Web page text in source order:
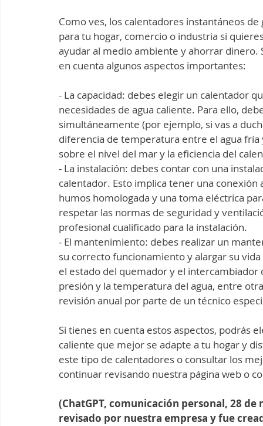
Como ves, los calentadores instantáneos
para tu hogar, comercio o industria si
ayudar al medio ambiente y ahorrar
en cuenta algunos aspectos importantes:
- La capacidad: debes elegir un calentador
necesidades de agua caliente. Para ello,
simultáneamente (por ejemplo, si vas a
diferencia de temperatura entre el agua
sobre el nivel del mar y la eficiencia del
- La instalación: debes contar con una
calentador. Esto implica tener una
humos homologada y una toma eléctrica
respetar las normas de seguridad y
profesional cualificado para la instalación.
- El mantenimiento: debes realizar un
su correcto funcionamiento y alargar su
el estado del quemador y el
presión y la temperatura del agua, entre
revisión anual por parte de un técnico
Si tienes en cuenta estos aspectos, podrás
caliente que mejor se adapte a tu hogar y
este tipo de calentadores o consultar los
continuar revisando nuestra página web o
(ChatGPT, comunicación personal, 28
revisado por nuestra empresa y fue